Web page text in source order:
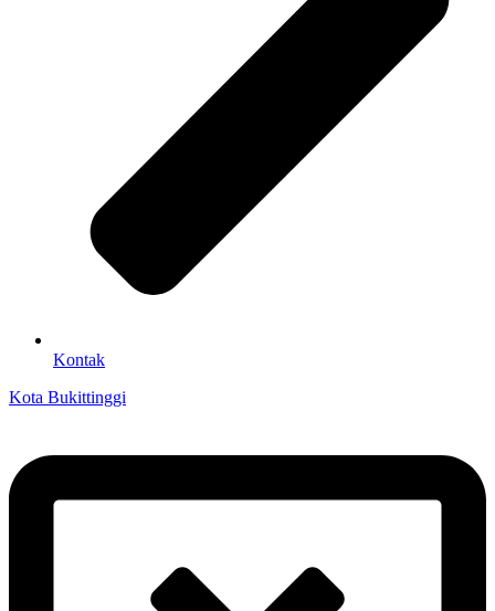
Kontak
Kota Bukittinggi